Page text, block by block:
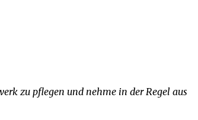
zu pflegen und nehme in der Regel aus